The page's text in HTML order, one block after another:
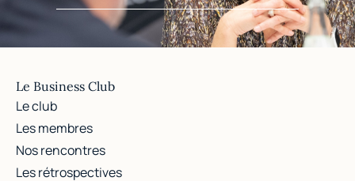
Le Business Club
Le club
Les membres
Nos rencontres
Les rétrospectives